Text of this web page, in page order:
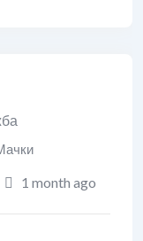
1 month ago